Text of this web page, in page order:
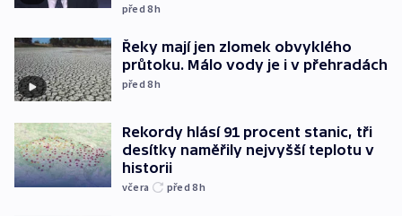
před 8h
Řeky mají jen zlomek obvyklého
průtoku. Málo vody je i v přehradách
před 8h
Rekordy hlásí 91 procent stanic, tři
desítky naměřily nejvyšší teplotu v
historii
včera před 8h